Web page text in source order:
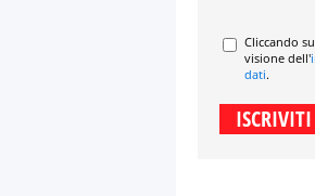
Cliccando
visione dell'
dati.